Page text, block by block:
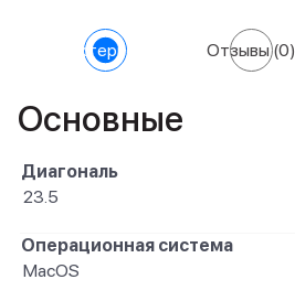
Характеристики Отзывы(0)
Основные
Диагональ
23.5
Операционная система
MacOS